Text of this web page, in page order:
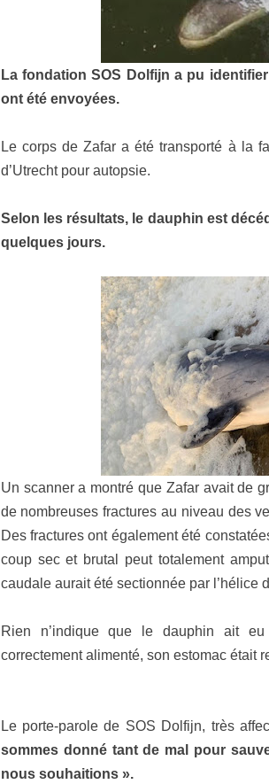
La fondation SOS Dolfijn a pu
ont été envoyées.
Le corps de Zafar a été transporté à la
d’Utrecht pour autopsie.
Selon les résultats, le dauphin est
quelques jours.
Un scanner a montré que Zafar avait de
de nombreuses fractures au niveau des
Des fractures ont également été
coup sec et brutal peut totalement
caudale aurait été sectionnée par l’hélice
Rien n’indique que le dauphin ait eu
correctement alimenté, son estomac était
Le porte-parole de SOS Dolfijn, très
sommes donné tant de mal pour
nous souhaitions ».